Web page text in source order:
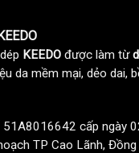
KEEDO được làm từ
da mềm mại, dẻo dai,
51A8016642 cấp ngày
TP Cao Lãnh, Đồng